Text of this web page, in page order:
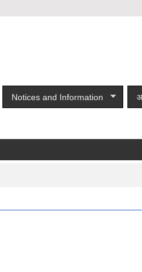
Notices and Information